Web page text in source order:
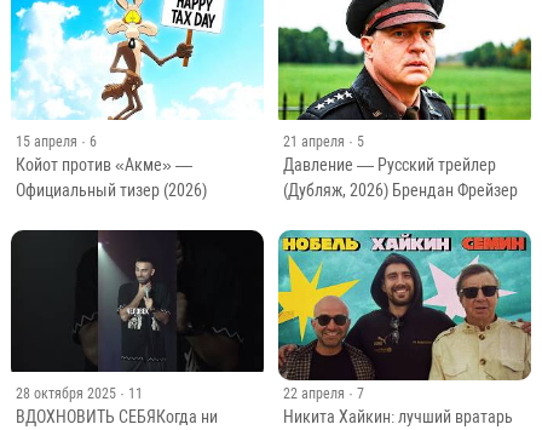
15 апреля · 6
Койот против «Акме» —
Официальный тизер (2026)
21 апреля · 5
Давление — Русский трейлер
(Дубляж, 2026) Брендан Фрейзер
28 октября 2025 · 11
ВДОХНОВИТЬ СЕБЯКогда ни
22 апреля · 7
Никита Хайкин: лучший вратарь